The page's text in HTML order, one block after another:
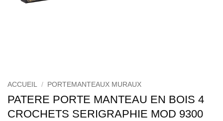
ACCUEIL / PORTEMANTEAUX MURAUX
PATERE PORTE MANTEAU EN BOIS 4
CROCHETS SERIGRAPHIE MOD 9300